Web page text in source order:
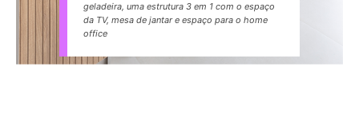
geladeira, uma estrutura 3 em 1 com o espaço
da TV, mesa de jantar e espaço para o home
office